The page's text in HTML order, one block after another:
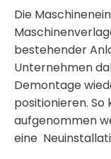
Die
bestehender
Unternehmen
Demontage
positionieren.
aufgenommen
eine